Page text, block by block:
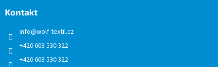
Kontakt
info@wolf-textil.cz
+420 603 530 322
+420 603 530 322